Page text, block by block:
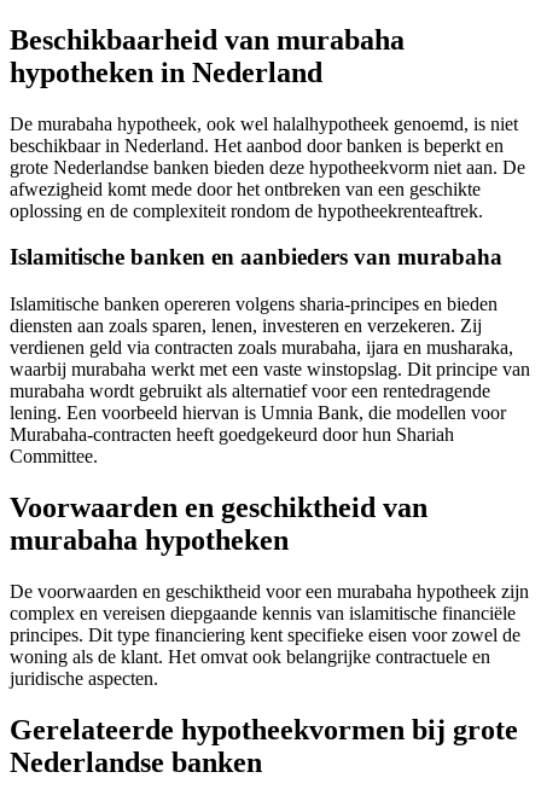
Beschikbaarheid van murabaha
hypotheken in Nederland
De murabaha hypotheek, ook wel halalhypotheek genoemd, is niet
beschikbaar in Nederland. Het aanbod door banken is beperkt en
grote Nederlandse banken bieden deze hypotheekvorm niet aan. De
afwezigheid komt mede door het ontbreken van een geschikte
oplossing en de complexiteit rondom de hypotheekrenteaftrek.
Islamitische banken en aanbieders van murabaha
Islamitische banken opereren volgens sharia-principes en bieden
diensten aan zoals sparen, lenen, investeren en verzekeren. Zij
verdienen geld via contracten zoals murabaha, ijara en musharaka,
waarbij murabaha werkt met een vaste winstopslag. Dit principe van
murabaha wordt gebruikt als alternatief voor een rentedragende
lening. Een voorbeeld hiervan is Umnia Bank, die modellen voor
Murabaha-contracten heeft goedgekeurd door hun Shariah
Committee.
Voorwaarden en geschiktheid van
murabaha hypotheken
De voorwaarden en geschiktheid voor een murabaha hypotheek zijn
complex en vereisen diepgaande kennis van islamitische financiële
principes. Dit type financiering kent specifieke eisen voor zowel de
woning als de klant. Het omvat ook belangrijke contractuele en
juridische aspecten.
Gerelateerde hypotheekvormen bij grote
Nederlandse banken